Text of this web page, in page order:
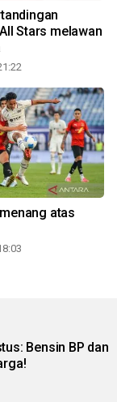
Stars melawan
atas
Bensin BP dan